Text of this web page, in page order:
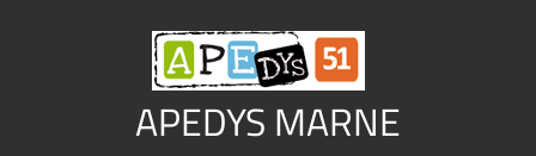
APEDYS MARNE